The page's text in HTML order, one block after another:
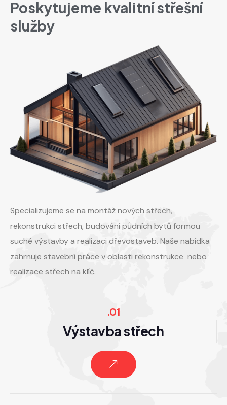
Poskytujeme kvalitní střešní
služby
Specializujeme se na montáž nových střech,
rekonstrukci střech, budování půdních bytů formou
suché výstavby a realizaci dřevostaveb. Naše nabídka
zahrnuje stavební práce v oblasti rekonstrukce nebo
realizace střech na klíč.
.01
Výstavba střech